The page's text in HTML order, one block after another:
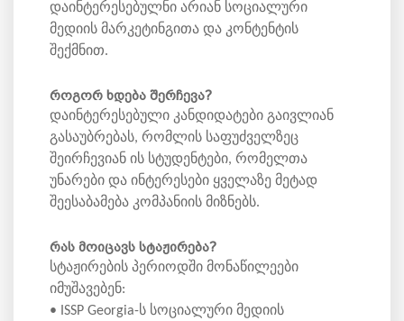
დაინტერესებულნი არიან სოციალური
მედიის მარკეტინგითა და კონტენტის
შექმნით.
როგორ ხდება შერჩევა?
დაინტერესებული კანდიდატები გაივლიან
გასაუბრებას, რომლის საფუძველზეც
შეირჩევიან ის სტუდენტები, რომელთა
უნარები და ინტერესები ყველაზე მეტად
შეესაბამება კომპანიის მიზნებს.
რას მოიცავს სტაჟირება?
სტაჟირების პერიოდში მონაწილეები
იმუშავებენ:
• ISSP Georgia-ს სოციალური მედიის